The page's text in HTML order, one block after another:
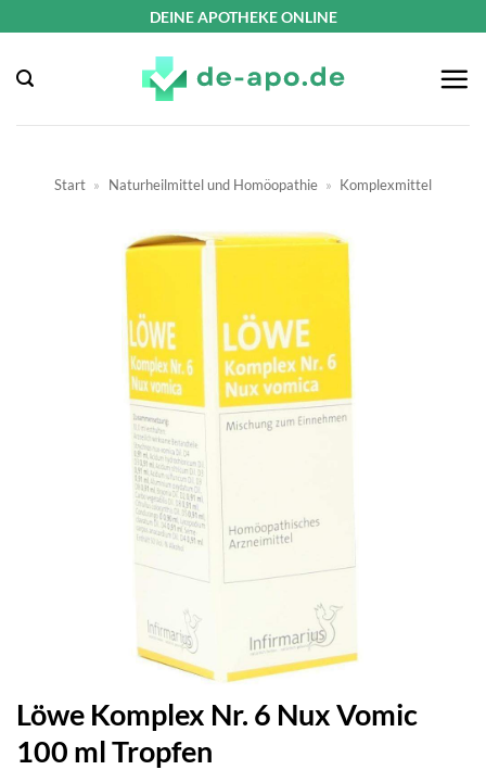
springen
DEINE APOTHEKE ONLINE
Start » Naturheilmittel und Homöopathie » Komplexmittel
Löwe Komplex Nr. 6 Nux Vomic
100 ml Tropfen